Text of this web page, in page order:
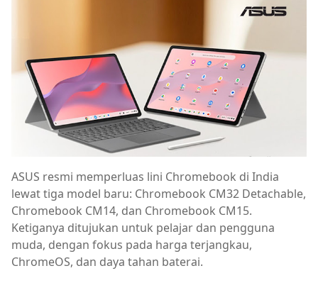
ASUS resmi memperluas lini Chromebook di India
lewat tiga model baru: Chromebook CM32 Detachable,
Chromebook CM14, dan Chromebook CM15.
Ketiganya ditujukan untuk pelajar dan pengguna
muda, dengan fokus pada harga terjangkau,
ChromeOS, dan daya tahan baterai.